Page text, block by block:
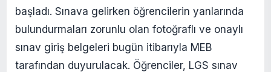
başladı. Sınava gelirken öğrencilerin yanlarında
bulundurmaları zorunlu olan fotoğraflı ve onaylı
sınav giriş belgeleri bugün itibarıyla MEB
tarafından duyurulacak. Öğrenciler, LGS sınav